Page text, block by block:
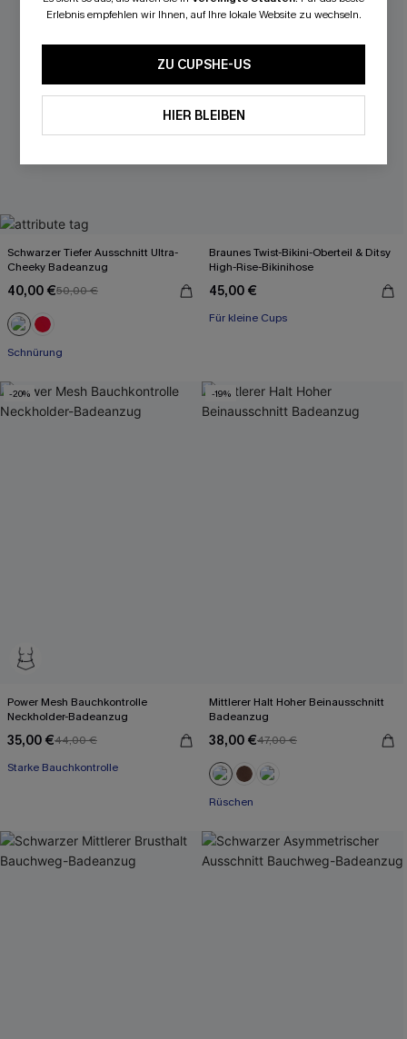
Schwarzer Tiefer Ausschnitt Ultra-
Cheeky Badeanzug
40,00 €50,00 €
Schnürung
Braunes Twist-Bikini-Oberteil & Ditsy
High-Rise-Bikinihose
45,00 €
Für kleine Cups
-20%
Power Mesh Bauchkontrolle
Neckholder-Badeanzug
35,00 €44,00 €
Starke Bauchkontrolle
-19%
Mittlerer Halt Hoher Beinausschnitt
Badeanzug
38,00 €47,00 €
Rüschen
Erlebnis empfehlen wir Ihnen, auf Ihre lokale Website zu wechseln.
ZU CUPSHE-US
HIER BLEIBEN